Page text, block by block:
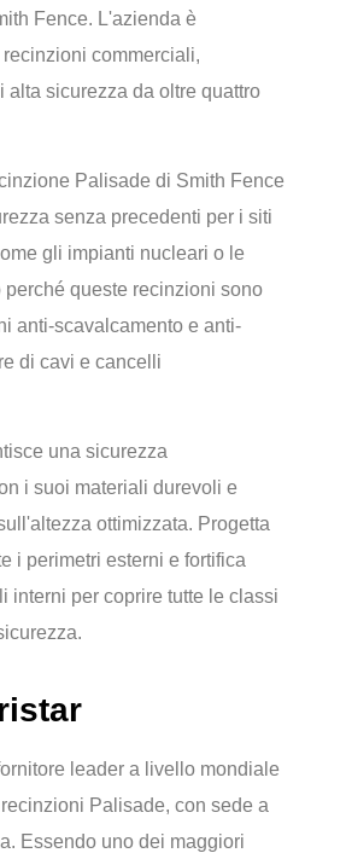
Fence. L'azienda è
commerciali,
alta sicurezza da oltre quattro
Palisade di Smith Fence
senza precedenti per i siti
gli impianti nucleari o le
perché queste recinzioni sono
anti-scavalcamento e anti-
di cavi e cancelli
una sicurezza
i suoi materiali durevoli e
ottimizzata. Progetta
i perimetri esterni e fortifica
interni per coprire tutte le classi
leader a livello mondiale
Palisade, con sede a
Essendo uno dei maggiori